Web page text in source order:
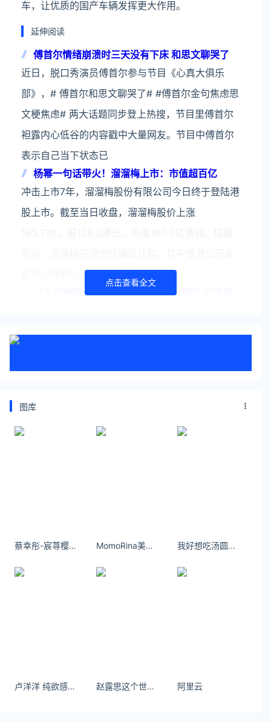
车，让优质的国产车辆发挥更大作用。
延伸阅读
傅首尔情绪崩溃时三天没有下床 和思文聊哭了
近日，脱口秀演员傅首尔参与节目《心真大俱乐
部》，# 傅首尔和思文聊哭了# #傅首尔金句焦虑思
文梗焦虑# 两大话题同步登上热搜，节目里傅首尔
袒露内心低谷的内容戳中大量网友。节目中傅首尔
表示自己当下状态已
杨幂一句话带火！溜溜梅上市：市值超百亿
冲击上市7年，溜溜梅股份有限公司今日终于登陆港
股上市。截至当日收盘，溜溜梅股价上涨
售部分超额认购
《太吾绘卷》完全版明日上线!预告曝光 已涨至
至108元。
友情链接：
关注数据与安全，洞悉企业级服务市场：
附上出处( 文娱排行榜 )及本页链接。
://www.yaorank.com/news/hot/36571.html
点击查看全文
图库
蔡幸彤-宸荨樱桃：失去了鱼尾 只能在海边徘徊 MomoRina美女在？？？去结婚？？？ 我好想吃汤圆换个发型 这是哪里呀能告诉我嘛- 小红书
卢洋洋 纯欲感氛围感高清壁纸 赵露思这个世界的习惯是最难治愈的疾病 阿里云